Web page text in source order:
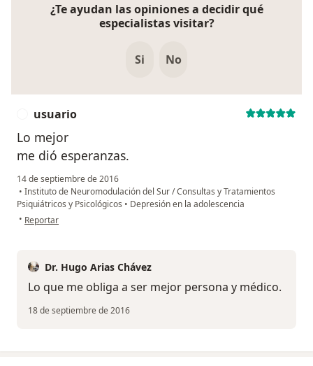
¿Te ayudan las opiniones a decidir qué
especialistas visitar?
Si No
usuario
Lo mejor
me dió esperanzas.
14 de septiembre de 2016
• Instituto de Neuromodulación del Sur / Consultas y Tratamientos
Psiquiátricos y Psicológicos • Depresión en la adolescencia
• en opinión del usuario usuario
Reportar
Dr. Hugo Arias Chávez
Lo que me obliga a ser mejor persona y médico.
18 de septiembre de 2016